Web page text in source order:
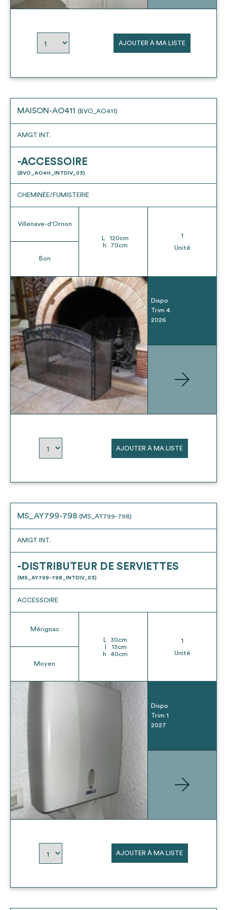
AJOUTER À MA LISTE
MAISON-AO411 (BVO_AO411)
AMGT INT.
-ACCESSOIRE
(BVO_AO411_INTDIV_03)
CHEMINÉE/FUMISTERIE
Villenave-d'Ornon
Bon
L 120cm
h
70cm
1
Unité
Dispo
Trim 4
2026
AJOUTER À MA LISTE
MS_AY799-798 (MS_AY799-798)
AMGT INT.
-DISTRIBUTEUR DE SERVIETTES
(MS_AY799-798_INTDIV_03)
ACCESSOIRE
Mérignac
Moyen
L 30cm
13cm
h
40cm
1
Unité
Dispo
Trim 1
2027
AJOUTER À MA LISTE